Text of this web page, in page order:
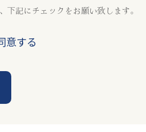
下記にチェックをお願い致します。
意する